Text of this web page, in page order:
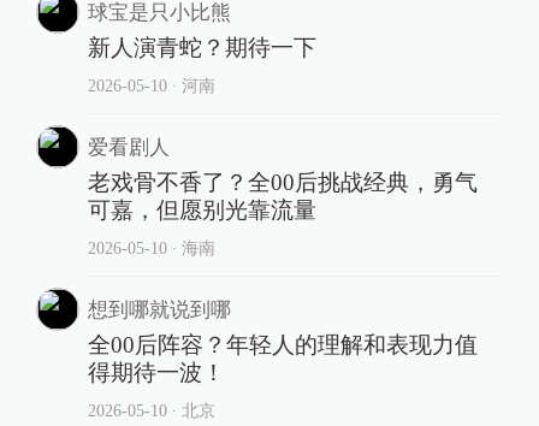
球宝是只小比熊
新人演青蛇？期待一下
2026-05-10∙ 河南
爱看剧人
老戏骨不香了？全00后挑战经典，勇气
可嘉，但愿别光靠流量
2026-05-10∙ 海南
想到哪就说到哪
全00后阵容？年轻人的理解和表现力值
得期待一波！
2026-05-10∙ 北京